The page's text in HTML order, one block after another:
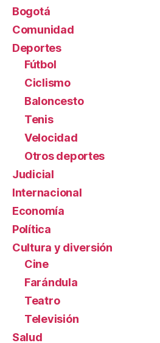
Bogotá
Comunidad
Deportes
Fútbol
Ciclismo
Baloncesto
Tenis
Velocidad
Otros deportes
Judicial
Internacional
Economía
Política
Cultura y diversión
Cine
Farándula
Teatro
Televisión
Salud